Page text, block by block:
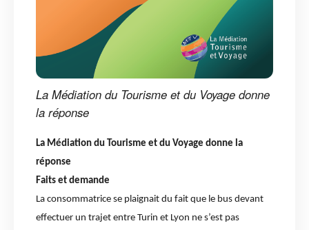
La Médiation du Tourisme et du Voyage donne
la réponse
La Médiation du Tourisme et du Voyage donne la
réponse
Faits et demande
La consommatrice se plaignait du fait que le bus devant
effectuer un trajet entre Turin et Lyon ne s’est pas